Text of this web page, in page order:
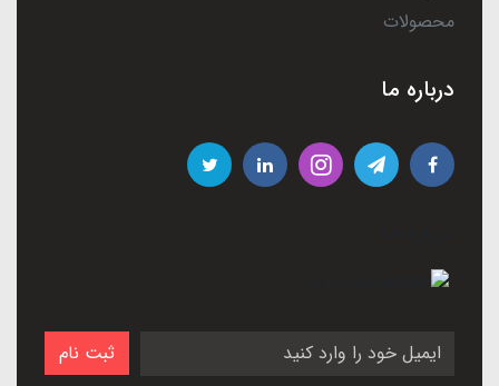
محصولات
درباره ما
ثبت نام